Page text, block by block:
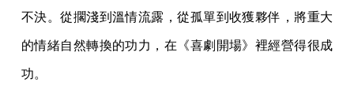
不決。從擱淺到溫情流露，從孤單到收獲夥伴，將重大
的情緒自然轉換的功力，在《喜劇開場》裡經營得很成
功。